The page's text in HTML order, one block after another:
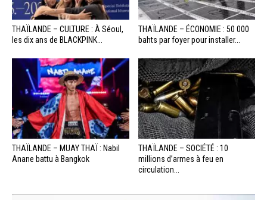
THAÏLANDE – CULTURE : À Séoul,
les dix ans de BLACKPINK...
THAÏLANDE – ÉCONOMIE : 50 000
bahts par foyer pour installer...
THAÏLANDE – MUAY THAÏ : Nabil
Anane battu à Bangkok
THAÏLANDE – SOCIÉTÉ : 10
millions d’armes à feu en
circulation...